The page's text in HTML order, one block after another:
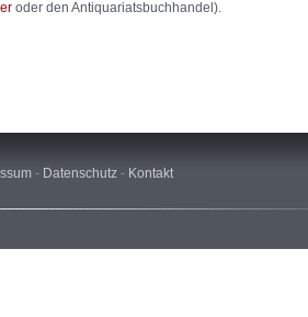
oder den Antiquariatsbuchhandel).
- Datenschutz - Kontakt